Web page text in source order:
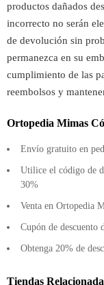
productos dañados
incorrecto no serán
de devolución sin
permanezca en su
cumplimiento de las
reembolsos y
Ortopedia Mimas
Envío gratuito en
Utilice el código de
30%
Venta en Ortopedia
Cupón de descuento
Obtenga 20% de
Tiendas